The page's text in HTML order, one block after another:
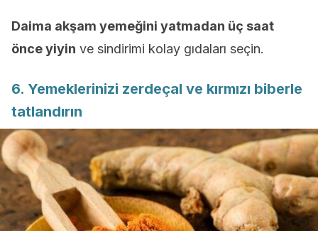
Daima akşam yemeğini yatmadan üç saat
önce yiyin ve sindirimi kolay gıdaları seçin.
6. Yemeklerinizi zerdeçal ve kırmızı biberle
tatlandırın